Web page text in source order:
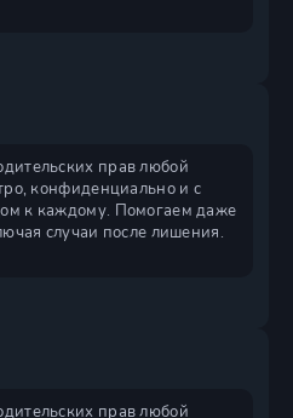
прав любой
конфиденциально и с
к каждому. Помогаем даже
случаи после лишения.
прав любой